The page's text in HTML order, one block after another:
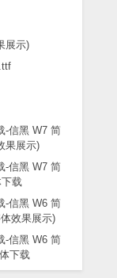
-信黑 W7 简
载
-信黑 W6 简
下载